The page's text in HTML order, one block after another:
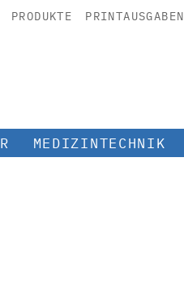
PRODUKTE PRINTAUSGABEN
MEDIZINTECHNIK